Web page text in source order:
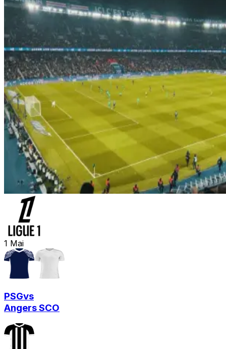
1 Mai
PSGvs
Angers SCO